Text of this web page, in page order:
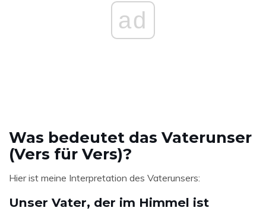
ad
Was bedeutet das Vaterunser
(Vers für Vers)?
Hier ist meine Interpretation des Vaterunsers:
Unser Vater, der im Himmel ist